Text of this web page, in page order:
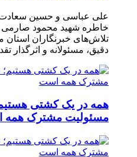
علی عباسی و حسین
خاطره شهید محمود صارمی
تلاش‌های خبرنگاران استان
دقیق، مسئولانه و اثرگذار
همه در یک کشتی
مسئولیت مشترک همه